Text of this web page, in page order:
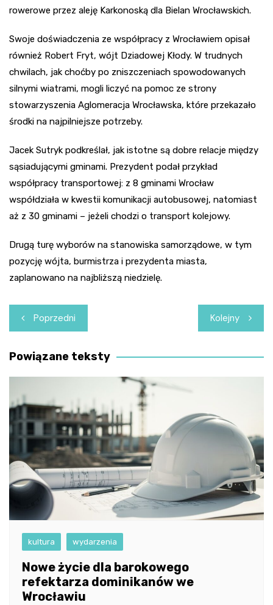
rowerowe przez aleję Karkonoską dla Bielan Wrocławskich.
Swoje doświadczenia ze współpracy z Wrocławiem opisał
również Robert Fryt, wójt Dziadowej Kłody. W trudnych
chwilach, jak choćby po zniszczeniach spowodowanych
silnymi wiatrami, mogli liczyć na pomoc ze strony
stowarzyszenia Aglomeracja Wrocławska, które przekazało
środki na najpilniejsze potrzeby.
Jacek Sutryk podkreślał, jak istotne są dobre relacje między
sąsiadującymi gminami. Prezydent podał przykład
współpracy transportowej: z 8 gminami Wrocław
współdziała w kwestii komunikacji autobusowej, natomiast
aż z 30 gminami – jeżeli chodzi o transport kolejowy.
Drugą turę wyborów na stanowiska samorządowe, w tym
pozycję wójta, burmistrza i prezydenta miasta,
zaplanowano na najbliższą niedzielę.
Nawigacja
wpisu
Poprzedni Kolejny
Powiązane teksty
kultura wydarzenia
Nowe życie dla barokowego
refektarza dominikanów we
Wrocławiu